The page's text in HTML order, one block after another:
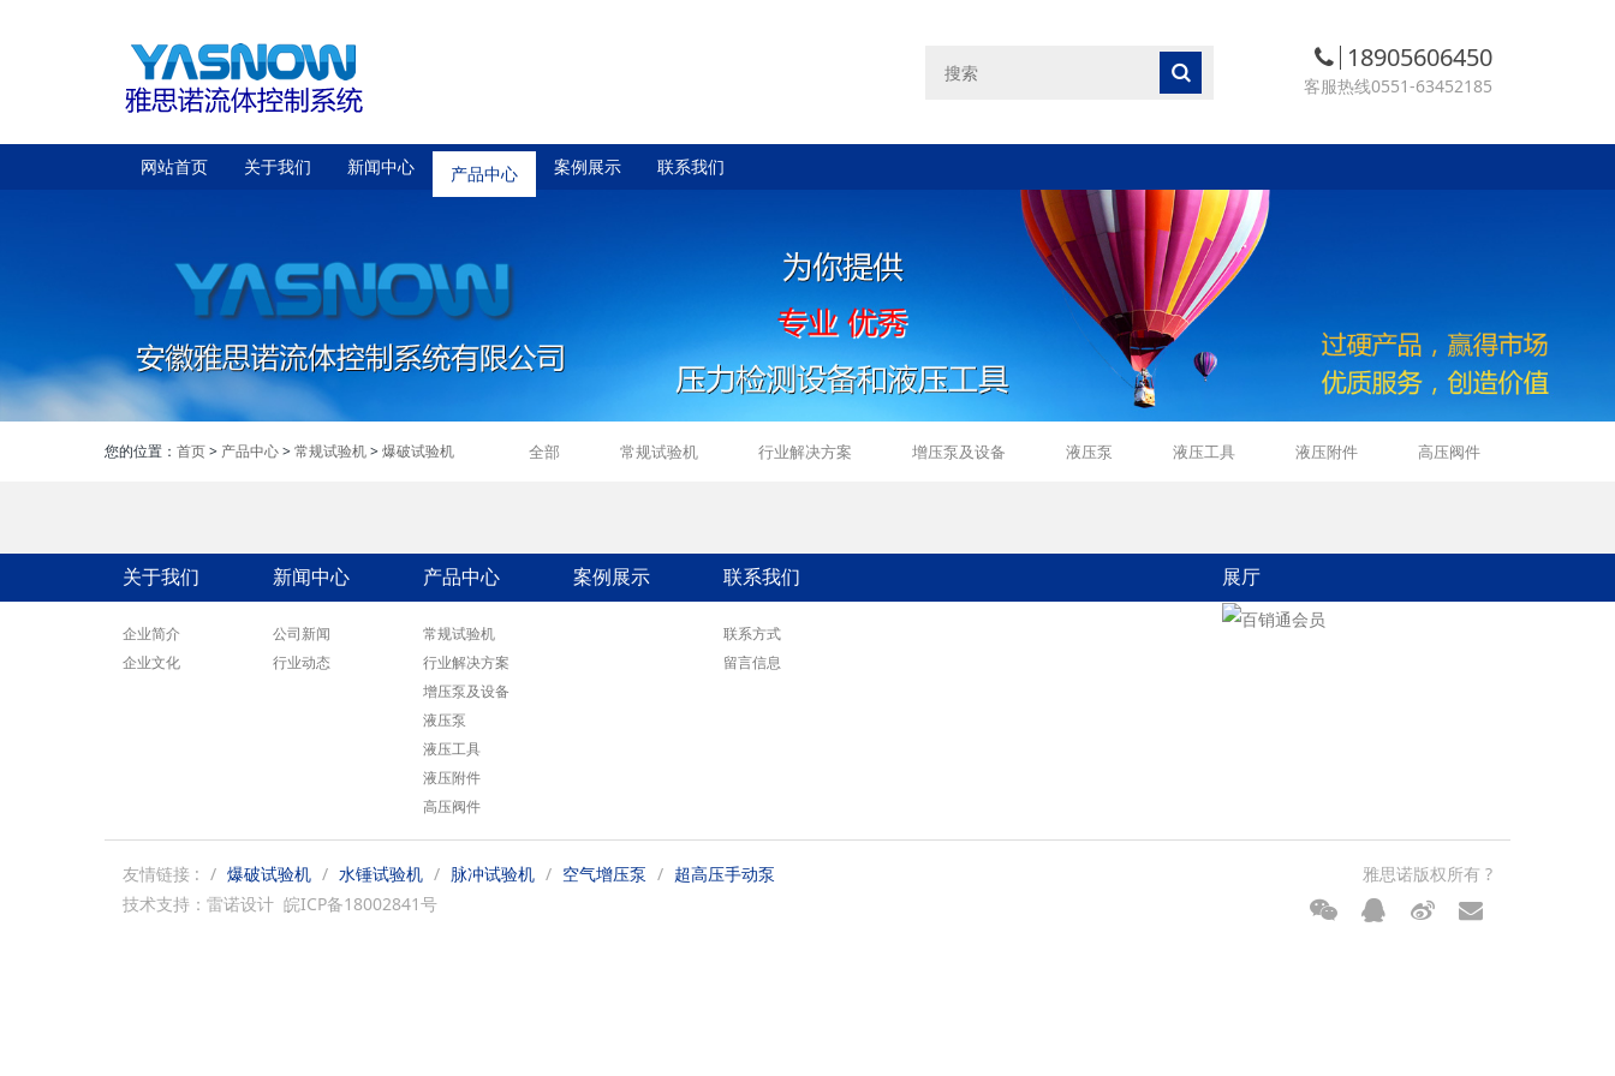
18905606450
客服热线0551-63452185
网站首页 关于我们 新闻中心 产品中心 案例展示 联系我们
您的位置： 首页> 产品中心>常规试验机>爆破试验机 全部 常规试验机 行业解决方案 增压泵及设备 液压泵 液压工具 液压附件 高压阀件
关于我们
企业简介
企业文化
新闻中心
公司新闻
行业动态
产品中心
常规试验机
行业解决方案
增压泵及设备
液压泵
液压工具
液压附件
高压阀件
案例展示 联系我们
联系方式
留言信息
展厅
友情链接 : 爆破试验机 水锤试验机 脉冲试验机 空气增压泵
超高压手动泵
技术支持：雷诺设计 皖ICP备18002841号
雅思诺版权所有 ?